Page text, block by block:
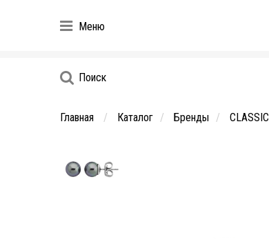
Меню
Поиск
Главная Каталог Бренды CLASSIC